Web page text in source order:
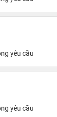
yêu cầu
yêu cầu